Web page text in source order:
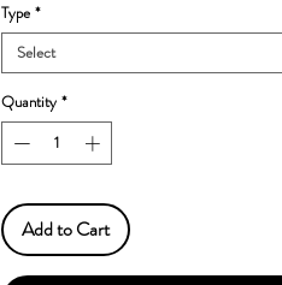
Type *
Select
Quantity *
Add to Cart